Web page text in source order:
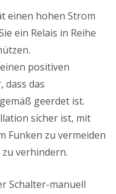
einen hohen Strom
ein Relais in Reihe
positiven
dass das
geerdet ist.
sicher ist, mit
Funken zu vermeiden
zu verhindern.
Schalter-manuell